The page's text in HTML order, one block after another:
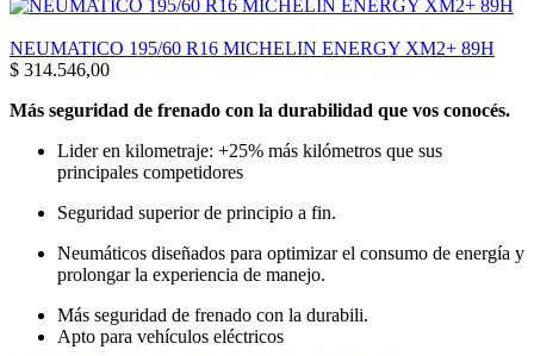
NEUMATICO 195/60 R16 MICHELIN ENERGY XM2+ 89H
$ 314.546,00
Más seguridad de frenado con la durabilidad que vos conocés.
Lider en kilometraje: +25% más kilómetros que sus
principales competidores
Seguridad superior de principio a fin.
Neumáticos diseñados para optimizar el consumo de energía y
prolongar la experiencia de manejo.
Más seguridad de frenado con la durabili.
Apto para vehículos eléctricos